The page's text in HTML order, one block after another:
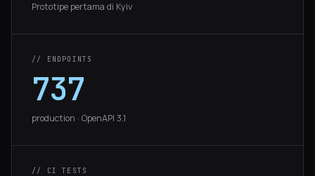
Prototipe pertama di Kyiv
// ENDPOINTS
737
production · OpenAPI 3.1
// CI TESTS